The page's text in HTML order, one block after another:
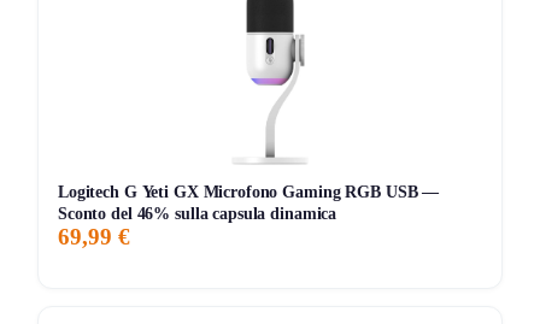
a due dispositivi simultaneamente attraverso le porte USB-
A è un plus notevole. La funzione Intelligent Charge (IC) è
particolarmente apprezzata, poiché regola
automaticamente la potenza assorbita dal dispositivo,
garantendo la massima sicurezza. Tuttavia, alcuni utenti
segnalano che la ricarica solare richiede tempo e potrebbe
non essere efficace in condizioni di scarsa illuminazione. In
Logitech G Yeti GX Microfono Gaming RGB USB —
Sconto del 46% sulla capsula dinamica
69,99 €